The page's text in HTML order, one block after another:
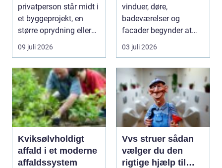
privatperson står midt i
et byggeprojekt, en
større oprydning eller
løbende ...
09 juli 2026
vinduer, døre,
badeværelser og
facader begynder at
slippe, kan det hurtigt
føre ...
03 juli 2026
Kviksølvholdigt
affald i et moderne
affaldssystem
Vvs struer sådan
vælger du den
rigtige hjælp til